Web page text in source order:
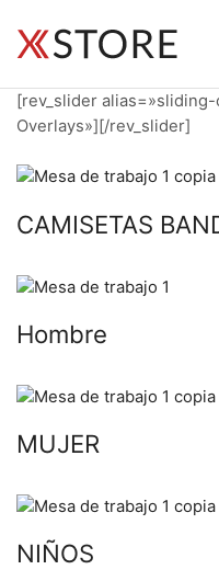
[rev_slider
Overlays»][/rev_slider]
CAMISETAS
Hombre
MUJER
NIÑOS